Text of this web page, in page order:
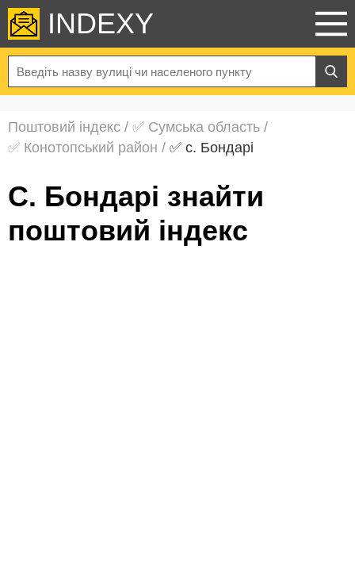
INDEXY
Поштовий індекс / ✅ Сумська область /
✅ Конотопський район / ✅ с. Бондарі
с. Бондарі знайти
поштовий індекс